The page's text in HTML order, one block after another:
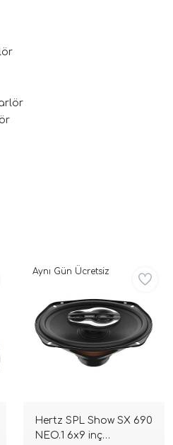
Hertz SPL Show SX 690
NEO.1 6x9 inç
Aynı Gün Ücretsiz